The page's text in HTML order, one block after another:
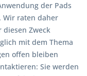
der Pads
Wir raten daher
Zweck
mit dem Thema
offen bleiben
Sie werden